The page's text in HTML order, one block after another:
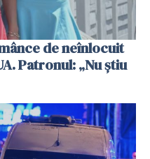
de neînlocuit
Patronul: „Nu știu